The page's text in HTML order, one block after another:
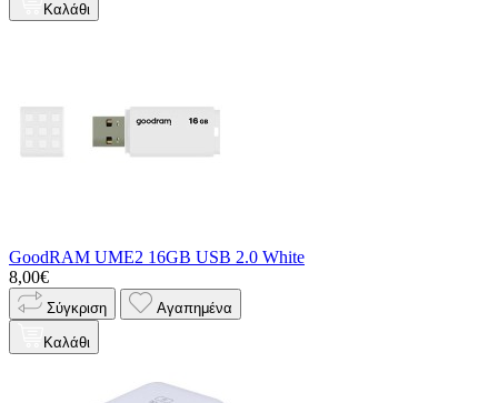
Καλάθι
GoodRAM UME2 16GB USB 2.0 White
8,00€
Σύγκριση Αγαπημένα
Καλάθι